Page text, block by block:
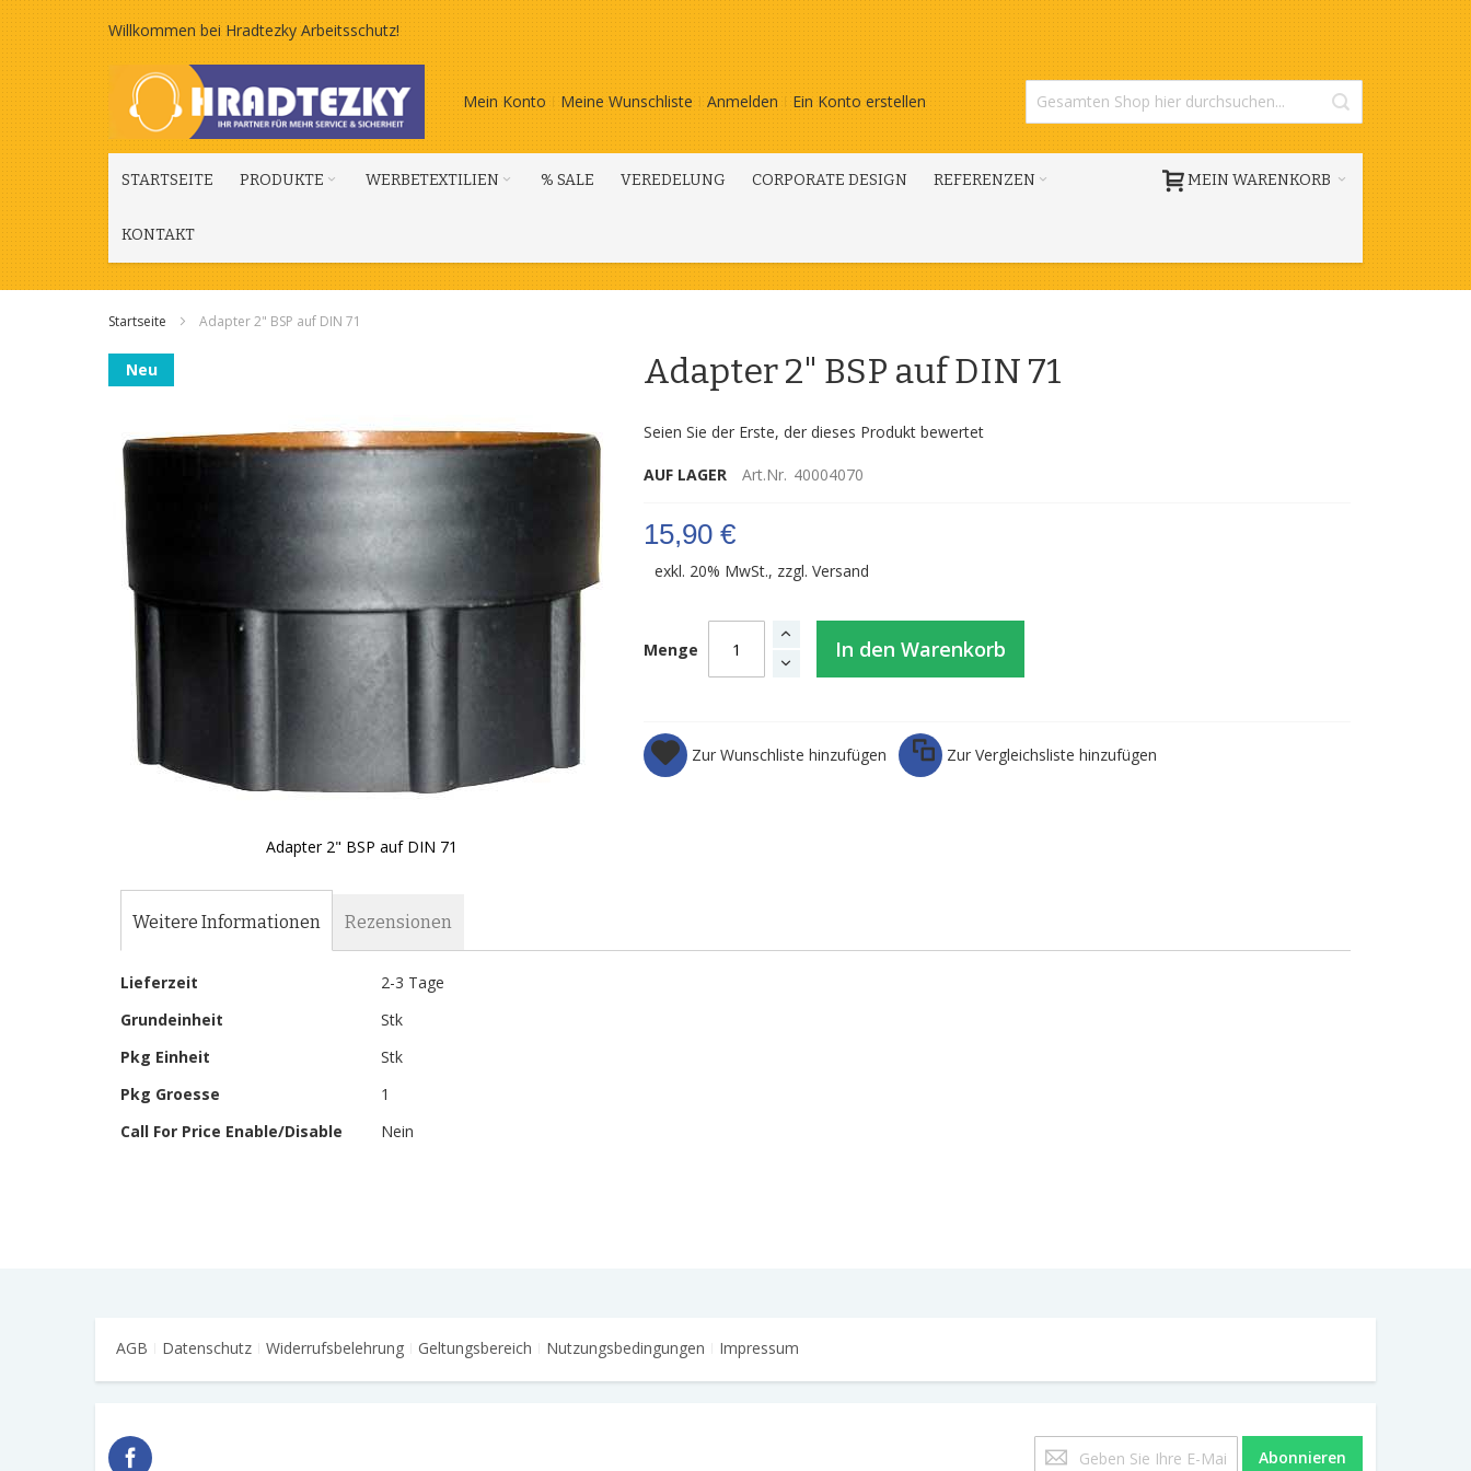
Zum
Inhalt
springen
Willkommen bei Hradtezky Arbeitsschutz!
Mein Konto Meine Wunschliste Anmelden Ein Konto erstellen
MEIN WARENKORB
STARTSEITE PRODUKTE WERBETEXTILIEN % SALE VEREDELUNG CORPORATE DESIGN REFERENZEN
KONTAKT
Startseite Adapter 2" BSP auf DIN 71
Zum
Ende
springen
Adapter 2" BSP auf DIN 71
Anfang
Neu Adapter 2" BSP auf DIN 71
Seien Sie der Erste, der dieses Produkt bewertet
AUF LAGER Art.Nr. 40004070
15,90 €
exkl. 20% MwSt., zzgl. Versand
Menge In den Warenkorb
Zur Wunschliste hinzufügen Zur Vergleichsliste hinzufügen
Weitere Informationen
Weitere
Lieferzeit
2-3 Tage
Grundeinheit
Stk
Pkg Einheit
Stk
Pkg Groesse
1
Call For Price Enable/Disable
Nein
Rezensionen
AGB Datenschutz Widerrufsbelehrung Geltungsbereich Nutzungsbedingungen Impressum
Melden
Abonnieren